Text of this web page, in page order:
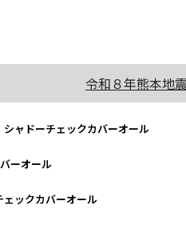
令和８年熊本地
シャドーチェックカバーオール
ーオール
ェックカバーオール